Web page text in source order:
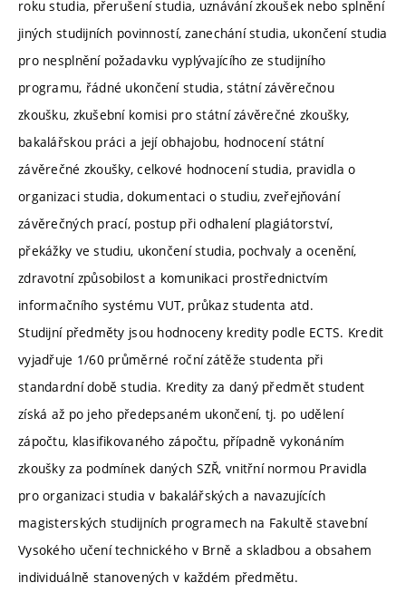
roku studia, přerušení studia, uznávání zkoušek nebo splnění
jiných studijních povinností, zanechání studia, ukončení studia
pro nesplnění požadavku vyplývajícího ze studijního
programu, řádné ukončení studia, státní závěrečnou
zkoušku, zkušební komisi pro státní závěrečné zkoušky,
bakalářskou práci a její obhajobu, hodnocení státní
závěrečné zkoušky, celkové hodnocení studia, pravidla o
organizaci studia, dokumentaci o studiu, zveřejňování
závěrečných prací, postup při odhalení plagiátorství,
překážky ve studiu, ukončení studia, pochvaly a ocenění,
zdravotní způsobilost a komunikaci prostřednictvím
informačního systému VUT, průkaz studenta atd.
Studijní předměty jsou hodnoceny kredity podle ECTS. Kredit
vyjadřuje 1/60 průměrné roční zátěže studenta při
standardní době studia. Kredity za daný předmět student
získá až po jeho předepsaném ukončení, tj. po udělení
zápočtu, klasifikovaného zápočtu, případně vykonáním
zkoušky za podmínek daných SZŘ, vnitřní normou Pravidla
pro organizaci studia v bakalářských a navazujících
magisterských studijních programech na Fakultě stavební
Vysokého učení technického v Brně a skladbou a obsahem
individuálně stanovených v každém předmětu.